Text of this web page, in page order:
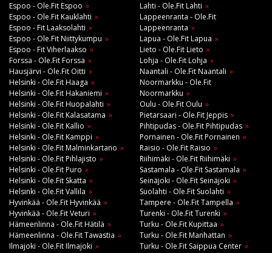
Espoo - Ole.Fit Espoo
Espoo - Ole.Fit Kauklahti
Espoo - Fit Laaksolahti
Espoo - Ole.Fit Niittykumpu
Espoo - Fit Viherlaakso
Forssa - Ole.Fit Forssa
Hausjärvi - Ole.Fit Oitti
Helsinki - Ole.Fit Haaga
Helsinki - Ole.Fit Hakaniemi
Helsinki - Ole.Fit Huopalahti
Helsinki - Ole.Fit Kalasatama
Helsinki - Ole.Fit Kallio
Helsinki - Ole.Fit Kamppi
Helsinki - Ole.Fit Malminkartano
Helsinki - Ole.Fit Pihlajisto
Helsinki - Ole.Fit Puro
Helsinki - Ole.Fit Skatta
Helsinki - Ole.Fit Vallila
Hyvinkää - Ole.Fit Hyvinkää
Hyvinkää - Ole.Fit Veturi
Hämeenlinna - Ole.Fit Hätilä
Hämeenlinna - Ole.Fit Tawastia
Ilmajoki - Ole.Fit Ilmajoki
Lahti - Ole.Fit Lahti
Lappeenranta - Ole.Fit
Lappeenranta
Lapua - Ole.Fit Lapua
Lieto - Ole.Fit Lieto
Lohja - Ole.Fit Lohja
Naantali - Ole.Fit Naantali
Noormarkku - Ole.Fit
Noormarkku
Oulu - Ole.Fit Oulu
Pietarsaari - Ole.Fit Jeppis
Pihtipudas - Ole.Fit Pihtipudas
Pornainen - Ole.Fit Pornainen
Raisio - Ole.Fit Raisio
Riihimäki - Ole.Fit Riihimäki
Sastamala - Ole.Fit Sastamala
Seinäjoki - Ole.Fit Seinäjoki
Suolahti - Ole.Fit Suolahti
Tampere - Ole.Fit Tampella
Turenki - Ole.Fit Turenki
Turku - Ole.Fit Kupittaa
Turku - Ole.Fit Manhattan
Turku - Ole.Fit Saippua Center